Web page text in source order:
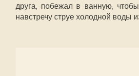
друга, побежал в ванную, чтобы
навстречу струе холодной воды